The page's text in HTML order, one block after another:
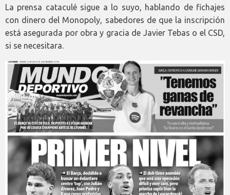
La prensa cataculé sigue a lo suyo, hablando de fichajes
con dinero del Monopoly, sabedores de que la inscripción
está asegurada por obra y gracia de Javier Tebas o el CSD,
si se necesitara.